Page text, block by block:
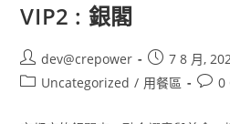
VIP2 : 銀閣
dev@crepower
7 8 月,
Uncategorized / 用餐區 0